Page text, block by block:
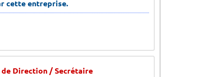
cette entreprise.
Direction / Secrétaire